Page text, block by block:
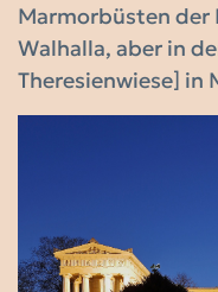
Marmorbüsten der
Walhalla, aber in
Theresienwiese] in